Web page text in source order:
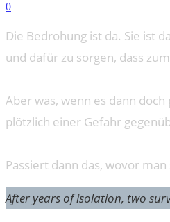
0
Die Bedrohung ist da. Sie ist
und dafür zu sorgen, dass
Aber was, wenn es dann
plötzlich einer Gefahr
Passiert dann das, wovor
After years of isolation, two